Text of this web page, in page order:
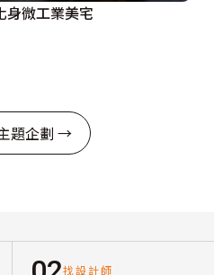
身微工業美宅
題企劃 →
找設計師